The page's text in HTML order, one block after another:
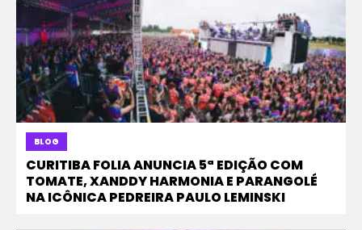
BLOG
CURITIBA FOLIA ANUNCIA 5ª EDIÇÃO COM
TOMATE, XANDDY HARMONIA E PARANGOLÉ
NA ICÔNICA PEDREIRA PAULO LEMINSKI